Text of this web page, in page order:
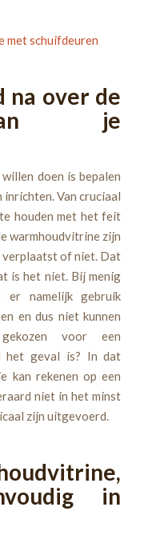
met schuifdeuren
over de
je
doen is bepalen
Van cruciaal
houden met het feit
warmhoudvitrine zijn
verplaatst of niet. Dat
is het niet. Bij menig
namelijk gebruik
en dus niet kunnen
voor een
het geval is? In dat
kan rekenen op een
niet in het minst
zijn uitgevoerd.
in